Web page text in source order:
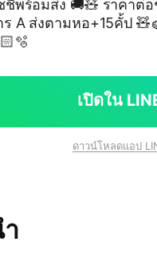
เปิดใน
ดาวน์โหลดแอป